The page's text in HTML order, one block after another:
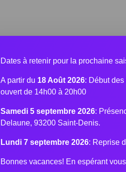
Dates à retenir pour la prochaine
A partir du 18 Août 2026: Début
ouvert de 14h00 à 20h00
Samedi 5 septembre 2026:
Delaune, 93200 Saint-Denis.
Lundi 7 septembre 2026: Reprise
Bonnes vacances! En espérant